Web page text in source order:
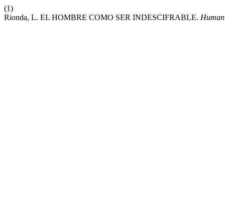
(1)
Rionda, L. EL HOMBRE COMO SER INDESCIFRABLE.